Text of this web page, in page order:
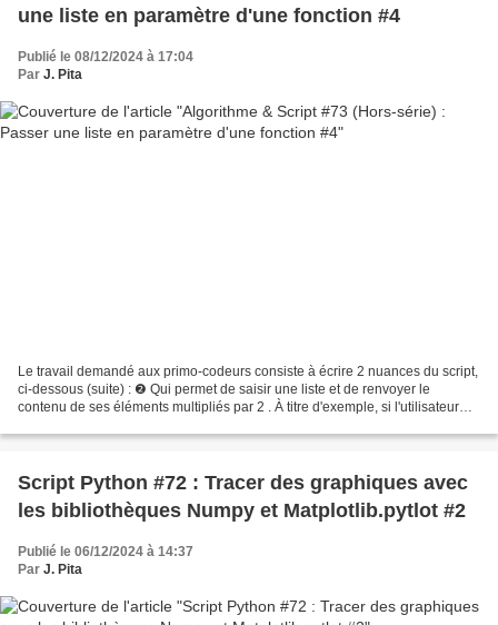
une liste en paramètre d'une fonction #4
Publié le 08/12/2024 à 17:04
Par J. Pita
Le travail demandé aux primo-codeurs consiste à écrire 2 nuances du script,
ci-dessous (suite) : ❷ Qui permet de saisir une liste et de renvoyer le
contenu de ses éléments multipliés par 2 . À titre d'exemple, si l'utilisateur
Script Python #72 : Tracer des graphiques avec
les bibliothèques Numpy et Matplotlib.pytlot #2
Publié le 06/12/2024 à 14:37
Par J. Pita